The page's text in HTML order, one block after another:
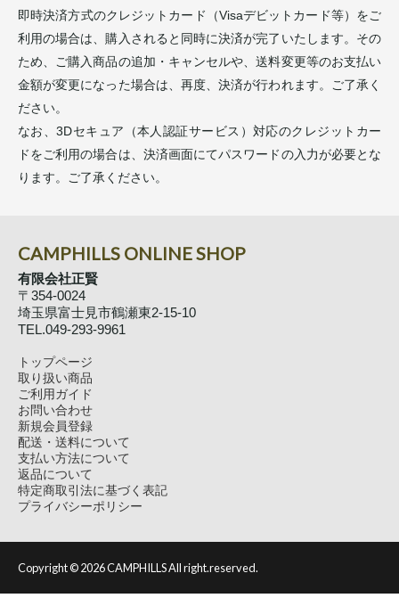
即時決済方式のクレジットカード（Visaデビットカード等）をご
利用の場合は、購入されると同時に決済が完了いたします。その
ため、ご購入商品の追加・キャンセルや、送料変更等のお支払い
金額が変更になった場合は、再度、決済が行われます。ご了承く
ださい。
なお、3Dセキュア（本人認証サービス）対応のクレジットカー
ドをご利用の場合は、決済画面にてパスワードの入力が必要とな
ります。ご了承ください。
CAMPHILLS ONLINE SHOP
有限会社正賢
〒354-0024
埼玉県富士見市鶴瀬東2-15-10
TEL.049-293-9961
トップページ
取り扱い商品
ご利用ガイド
お問い合わせ
新規会員登録
配送・送料について
支払い方法について
返品について
特定商取引法に基づく表記
プライバシーポリシー
Copyright ©2026 CAMPHILLS All right.reserved.